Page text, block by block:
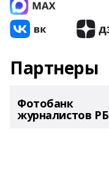
Партнеры
Фотобанк
журналистов РБ